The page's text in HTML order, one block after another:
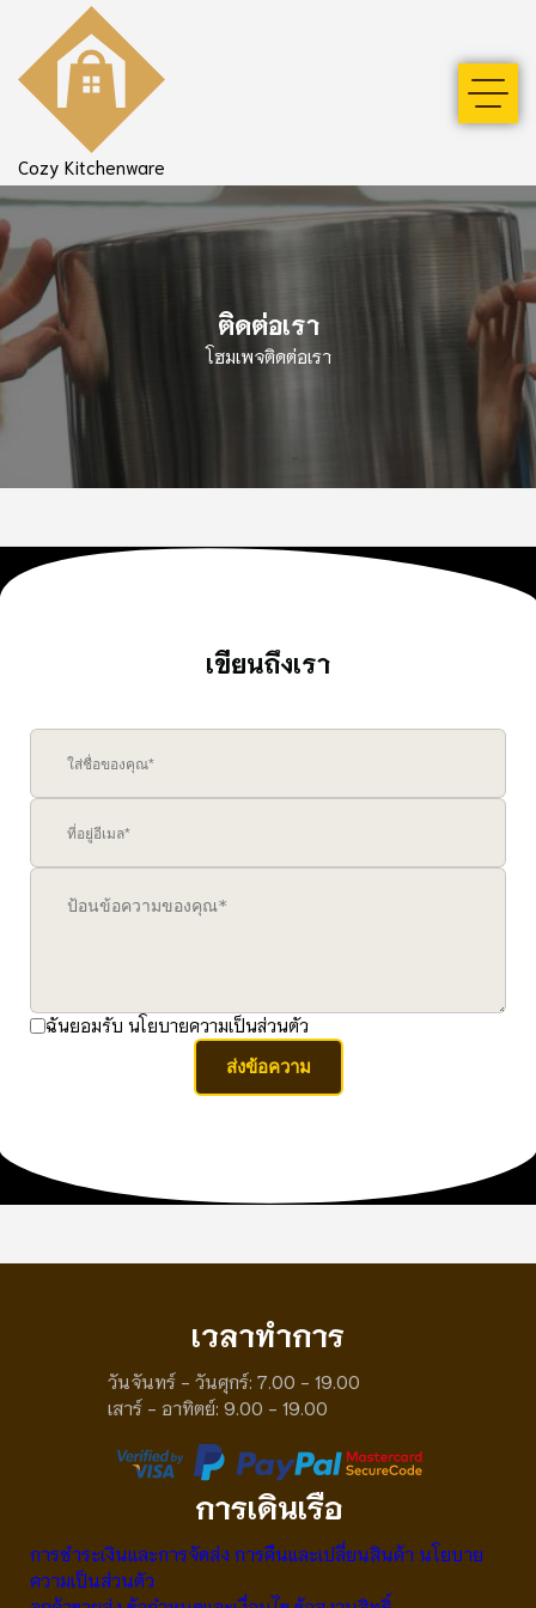
Cozy Kitchenware
ติดต่อเรา
โฮมเพจติดต่อเรา
เขียนถึงเรา
ฉันยอมรับ นโยบายความเป็นส่วนตัว
ส่งข้อความ
เวลาทําการ
วันจันทร์ - วันศุกร์: 7.00 - 19.00
เสาร์ - อาทิตย์: 9.00 - 19.00
การเดินเรือ
การชําระเงินและการจัดส่ง การคืนและเปลี่ยนสินค้า นโยบาย
ความเป็นส่วนตัว